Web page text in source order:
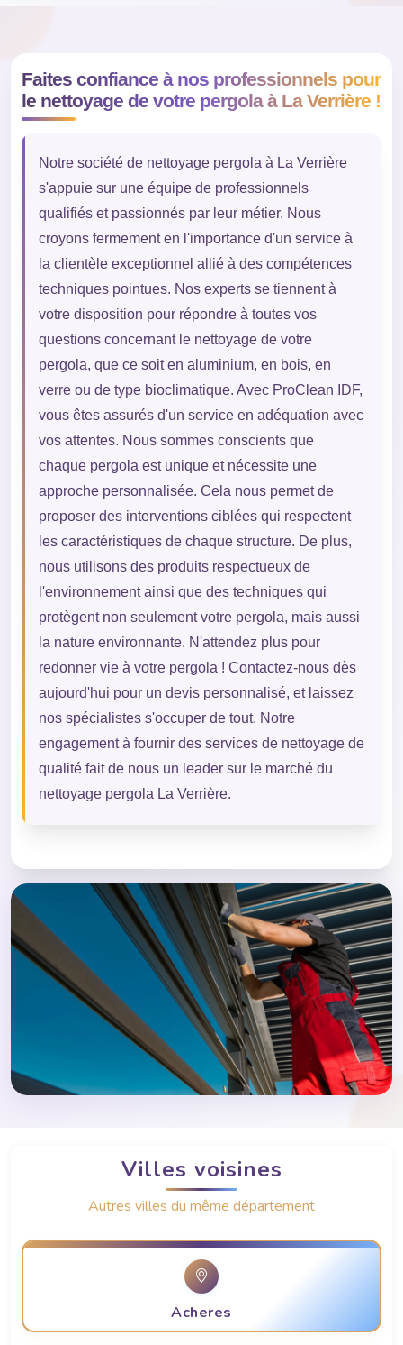
Faites confiance à nos professionnels pour
le nettoyage de votre pergola à La Verrière !
Notre société de nettoyage pergola à La Verrière
s'appuie sur une équipe de professionnels
qualifiés et passionnés par leur métier. Nous
croyons fermement en l'importance d'un service à
la clientèle exceptionnel allié à des compétences
techniques pointues. Nos experts se tiennent à
votre disposition pour répondre à toutes vos
questions concernant le nettoyage de votre
pergola, que ce soit en aluminium, en bois, en
verre ou de type bioclimatique. Avec ProClean IDF,
vous êtes assurés d'un service en adéquation avec
vos attentes. Nous sommes conscients que
chaque pergola est unique et nécessite une
approche personnalisée. Cela nous permet de
proposer des interventions ciblées qui respectent
les caractéristiques de chaque structure. De plus,
nous utilisons des produits respectueux de
l'environnement ainsi que des techniques qui
protègent non seulement votre pergola, mais aussi
la nature environnante. N'attendez plus pour
redonner vie à votre pergola ! Contactez-nous dès
aujourd'hui pour un devis personnalisé, et laissez
nos spécialistes s'occuper de tout. Notre
engagement à fournir des services de nettoyage de
qualité fait de nous un leader sur le marché du
nettoyage pergola La Verrière.
Villes voisines
Autres villes du même département
Acheres